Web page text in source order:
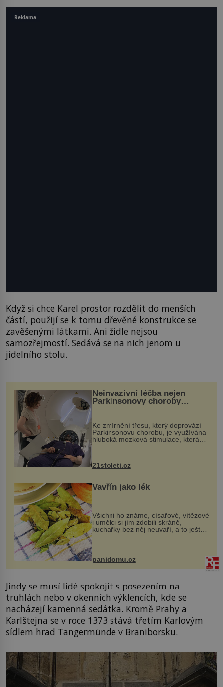
Když si chce Karel prostor rozdělit do menších
částí, použijí se k tomu dřevěné konstrukce se
zavěšenými látkami. Ani židle nejsou
samozřejmostí. Sedává se na nich jenom u
jídelního stolu.
Neinvazivní léčba nejen
Parkinsonovy choroby
Ke zmírnění třesu, který doprovází
Parkinsonovu chorobu, je využívána
hluboká mozková stimulace, která
však vyžaduje vysoce invazivní
zákrok. Ultrazvuk zase není vhodný
k dostatečně přesnému zacílení ...
21stoleti.cz
Vavřín jako lék
Všichni ho známe, císařové, vítězové
i umělci si jím zdobili skráně,
kuchařky bez něj neuvaří, a to ještě
nevíte, že bobkový list může výrazně
zmírnit některé naše neduhy.
Obsahuje v malém množství ně...
panidomu.cz
Jindy se musí lidé spokojit s posezením na
truhlách nebo v okenních výklencích, kde se
nacházejí kamenná sedátka. Kromě Prahy a
Karlštejna se v roce 1373 stává třetím Karlovým
sídlem hrad Tangermünde v Braniborsku.
Reklama